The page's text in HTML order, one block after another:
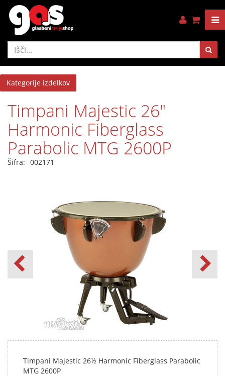
Kategorije izdelkov
Timpani Majestic 26"
Harmonic Fiberglass
Parabolic MTG 2600P
Šifra: 002171
Timpani Majestic 26½ Harmonic Fiberglass Parabolic
MTG 2600P